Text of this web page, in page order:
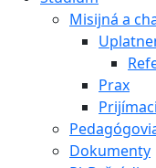
Misijná a
Prax
Dokumenty